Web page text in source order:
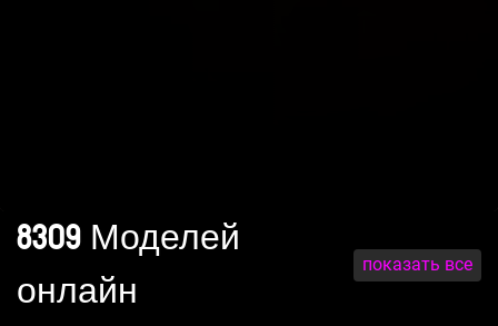
8309 Моделей
онлайн
показать все